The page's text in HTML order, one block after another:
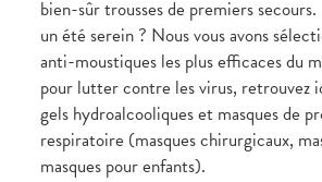
bien-sûr trousses de premiers secours.
un été serein ? Nous vous avons
anti-moustiques les plus efficaces du
pour lutter contre les virus, retrouvez
gels hydroalcooliques et masques de
respiratoire (masques chirurgicaux,
masques pour enfants).